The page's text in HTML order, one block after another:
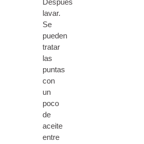
Después
lavar.
Se
pueden
tratar
las
puntas
con
un
poco
de
aceite
entre